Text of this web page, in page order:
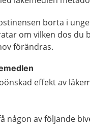
borta i
om vilken dos du
förändras.
effekt av
någon av följande